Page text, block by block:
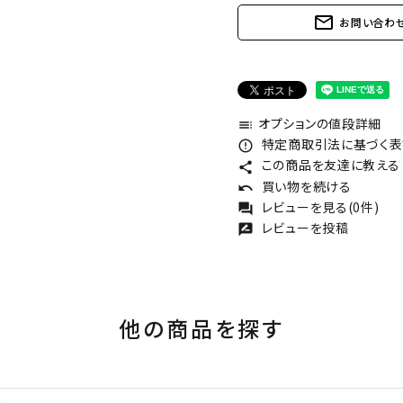
mail_outline お問い合わ
toc オプションの値段詳細
error_outline 特定商取引法に基づく
share この商品を友達に教える
undo 買い物を続ける
forum レビューを見る(0件)
rate_review レビューを投稿
他の商品を探す